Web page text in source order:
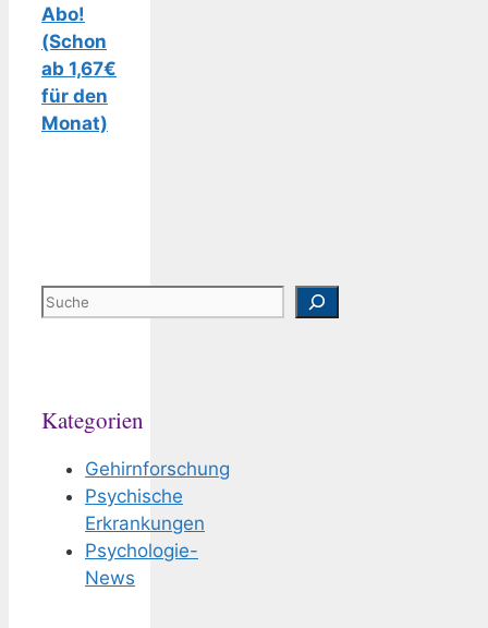
Abo!
(Schon
ab 1,67€
für den
Monat)
Suchen
Kategorien
Gehirnforschung
Psychische
Erkrankungen
Psychologie-
News